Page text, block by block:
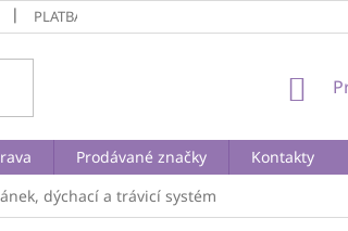
PLATBA A DOPRAVA PODMÍNKY
Prodávané značky
Kontakty
dýchací a trávicí systém